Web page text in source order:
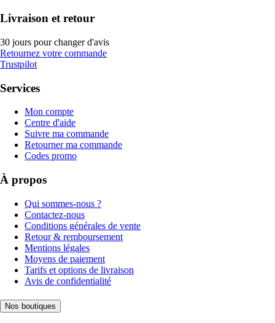
Livraison et retour
30 jours pour changer d'avis
Retournez votre commande
Trustpilot
Services
Mon compte
Centre d'aide
Suivre ma commande
Retourner ma commande
Codes promo
À propos
Qui sommes-nous ?
Contactez-nous
Conditions générales de vente
Retour & remboursement
Mentions légales
Moyens de paiement
Tarifs et options de livraison
Avis de confidentialité
Nos boutiques